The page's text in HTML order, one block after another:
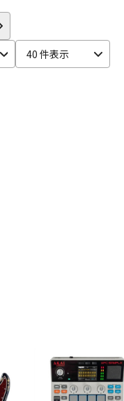
ウクレレ
レコーディング機器
40 件表示